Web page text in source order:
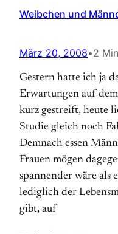
Weibchen und
März 20, 2008•2
Gestern hatte ich ja
Erwartungen auf
kurz gestreift, heute
Studie gleich noch
Demnach essen
Frauen mögen
spannender wäre als
lediglich der
gibt, auf